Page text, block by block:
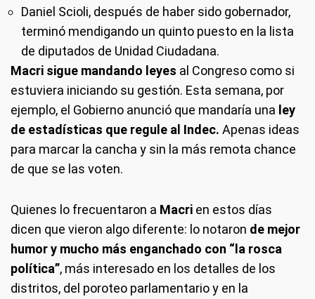
Daniel Scioli, después de haber sido gobernador,
terminó mendigando un quinto puesto en la lista
de diputados de Unidad Ciudadana.
Macri sigue mandando leyes al Congreso como si
estuviera iniciando su gestión. Esta semana, por
ejemplo, el Gobierno anunció que mandaría una ley
de estadísticas que regule al Indec. Apenas ideas
para marcar la cancha y sin la más remota chance
de que se las voten.
Quienes lo frecuentaron a Macri en estos días
dicen que vieron algo diferente: lo notaron de mejor
humor y mucho más enganchado con “la rosca
política”, más interesado en los detalles de los
distritos, del poroteo parlamentario y en la